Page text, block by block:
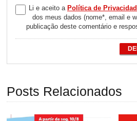
Li e aceito a Política de
dos meus dados (nome*, email e
publicação deste comentário e
Posts Relacionados